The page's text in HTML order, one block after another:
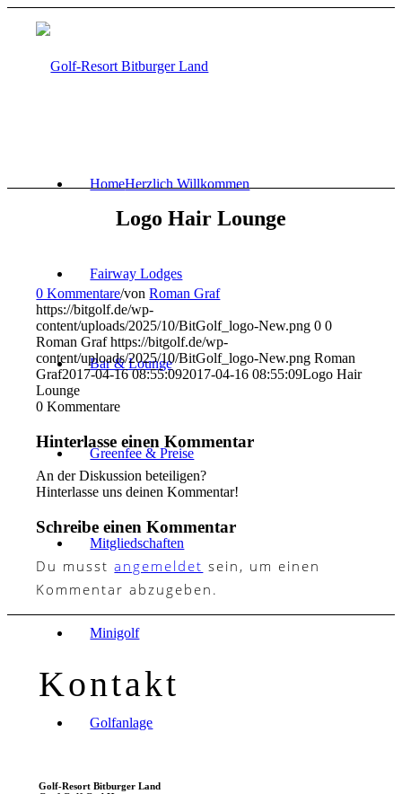
HomeHerzlich Willkommen
Fairway Lodges
Bar & Lounge
Greenfee & Preise
Mitgliedschaften
Minigolf
Golfanlage
Logo Hair Lounge
0 Kommentare/vonRoman Graf
https://bitgolf.de/wp-
content/uploads/2025/10/BitGolf_logo-New.png 0 0
Roman Graf https://bitgolf.de/wp-
content/uploads/2025/10/BitGolf_logo-New.png Roman
Graf2017-04-16 08:55:092017-04-16 08:55:09Logo Hair
Lounge
0 Kommentare
Hinterlasse einen Kommentar
An der Diskussion beteiligen?
Hinterlasse uns deinen Kommentar!
Schreibe einen Kommentar
Du musstangemeldet sein, um einen
Kommentar abzugeben.
Kontakt
Golf-Resort Bitburger Land